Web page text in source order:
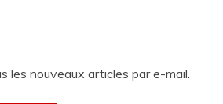
les nouveaux articles par e-mail.